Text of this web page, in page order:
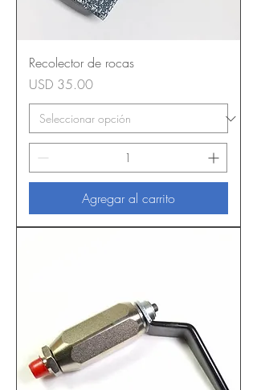
Recolector de rocas
Precio
USD 35.00
Agregar al carrito